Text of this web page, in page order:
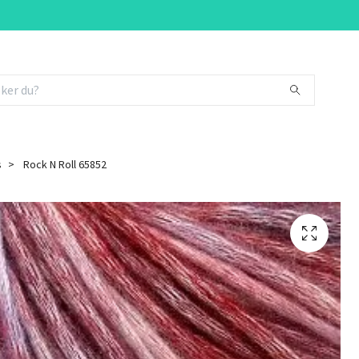
Rock N Roll 65852